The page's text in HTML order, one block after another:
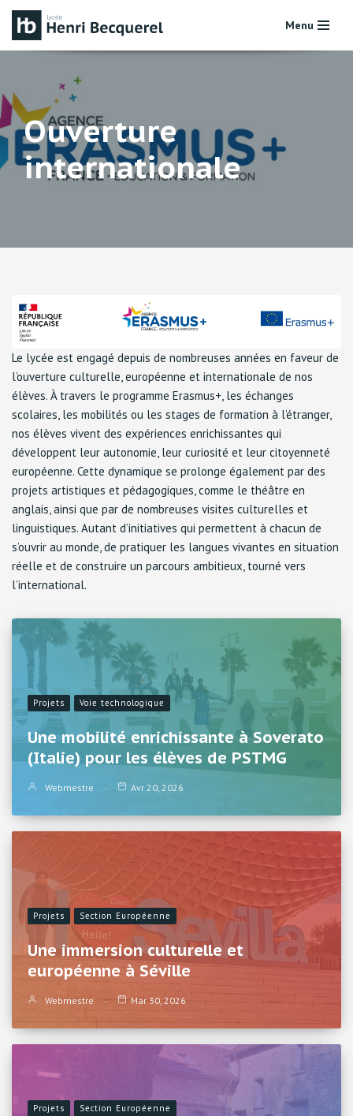
Aller
Menu
Ouverture
internationale
Le lycée est engagé depuis de nombreuses années en faveur de
l’ouverture culturelle, européenne et internationale de nos
élèves. À travers le programme Erasmus+, les échanges
scolaires, les mobilités ou les stages de formation à l’étranger,
nos élèves vivent des expériences enrichissantes qui
développent leur autonomie, leur curiosité et leur citoyenneté
européenne. Cette dynamique se prolonge également par des
projets artistiques et pédagogiques, comme le théâtre en
anglais, ainsi que par de nombreuses visites culturelles et
linguistiques. Autant d’initiatives qui permettent à chacun de
s’ouvrir au monde, de pratiquer les langues vivantes en situation
réelle et de construire un parcours ambitieux, tourné vers
l’international.
Projets Voie technologique
Une mobilité enrichissante à Soverato
(Italie) pour les élèves de PSTMG
Webmestre Avr 20, 2026
Projets Section Européenne
Une immersion culturelle et
européenne à Séville
Webmestre Mar 30, 2026
Projets Section Européenne